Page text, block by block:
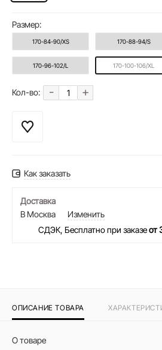
Размер:
170-84-90/XS 170-88-94/S
170-96-102/L 170-100-106/XL
Кол-во: - +
Как заказать
Доставка
В Москва
Изменить
СДЭК, Бесплатно при заказеот
ОПИСАНИЕ ТОВАРА
О товаре